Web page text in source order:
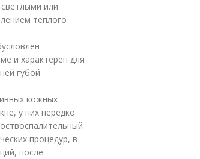
или
теплого
и характерен для
губой
кожных
у них нередко
процедур, в
после